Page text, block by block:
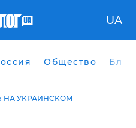
UA
Общество
НА УКРАИНСКОМ